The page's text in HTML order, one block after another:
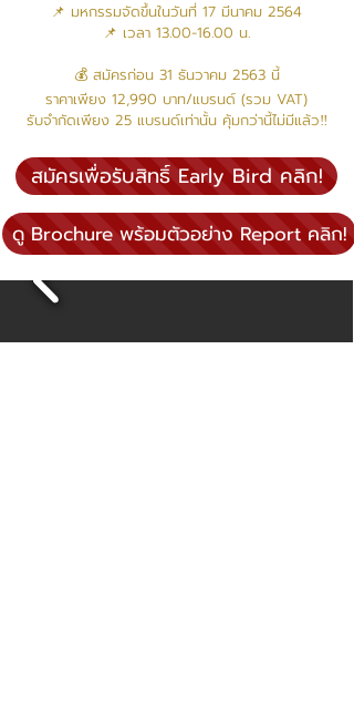
📌 มหกรรมจัดขึ้นในวันที่ 17 มีนาคม 2564
📌 เวลา 13.00-16.00 น.
💰 สมัครก่อน 31 ธันวาคม 2563 นี้
ราคาเพียง 12,990 บาท/แบรนด์ (รวม VAT)
รับจำกัดเพียง 25 แบรนด์เท่านั้น คุ้มกว่านี้ไม่มีแล้ว‼
สมัครเพื่อรับสิทธิ์ Early Bird คลิก!
ดู Brochure พร้อมตัวอย่าง Report คลิก!